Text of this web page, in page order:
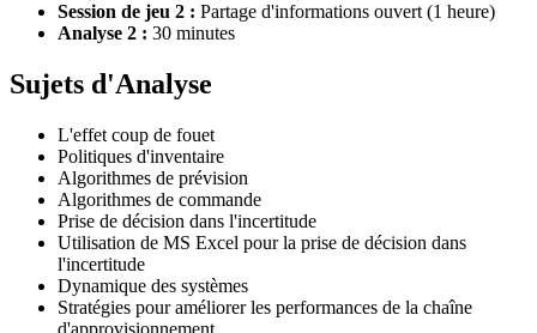
Session de jeu 2 : Partage d'informations ouvert (1 heure)
Analyse 2 : 30 minutes
Sujets d'Analyse
L'effet coup de fouet
Politiques d'inventaire
Algorithmes de prévision
Algorithmes de commande
Prise de décision dans l'incertitude
Utilisation de MS Excel pour la prise de décision dans
l'incertitude
Dynamique des systèmes
Stratégies pour améliorer les performances de la chaîne
d'approvisionnement